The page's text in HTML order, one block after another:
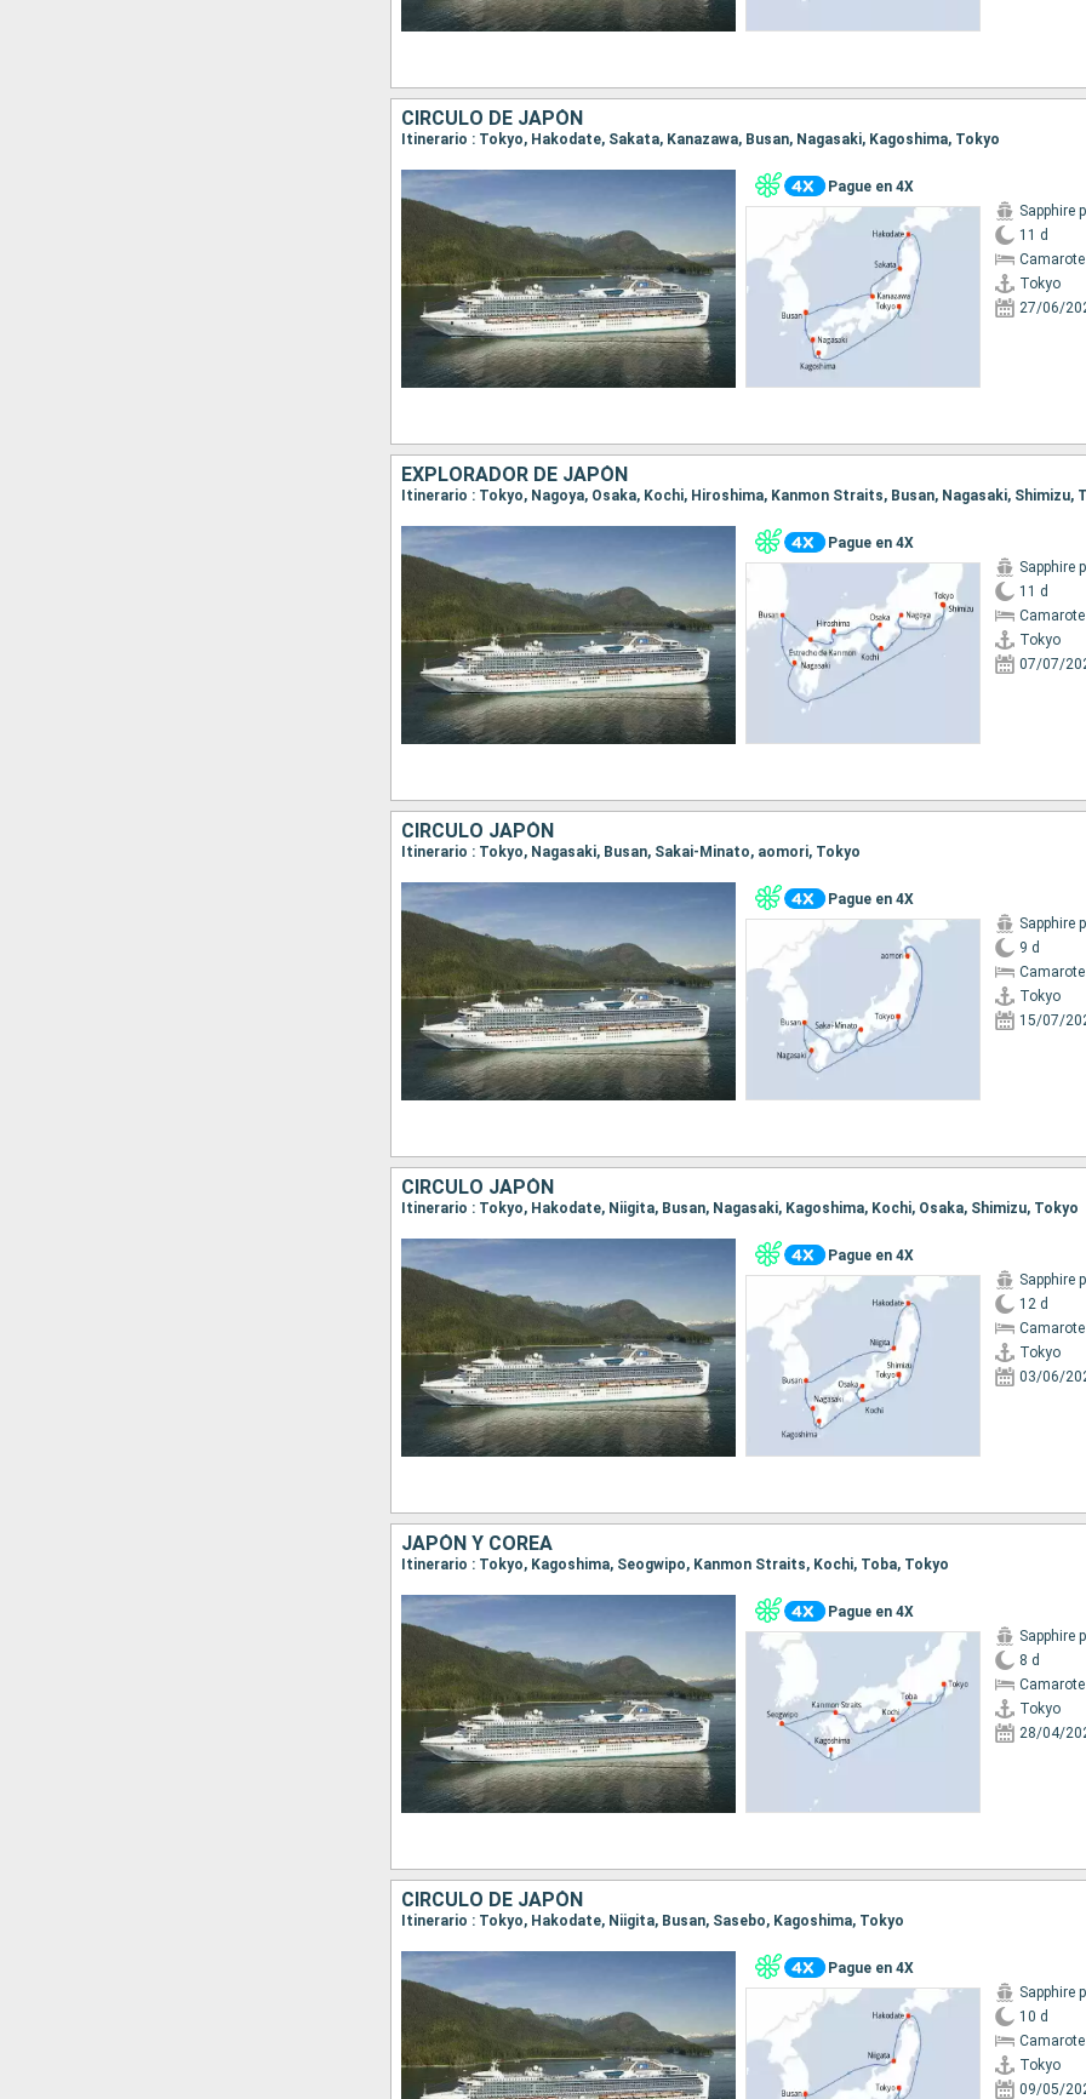
CÍRCULO DE JAPÓN
Itinerario : Tokyo, Hakodate, Sakata, Kanazawa, Busan, Nagasaki, Kagoshima, Tokyo
Pague en 4X
Sapphire
11 d
Tokyo
27/06/
EXPLORADOR DE JAPÓN
Itinerario : Tokyo, Nagoya, Osaka, Kochi, Hiroshima, Kanmon Straits, Busan, Nagasaki, Shimizu,
Pague en 4X
Sapphire
11 d
Tokyo
07/07/
CÍRCULO JAPÓN
Itinerario : Tokyo, Nagasaki, Busan, Sakai-Minato, aomori, Tokyo
Pague en 4X
Sapphire
9 d
Tokyo
15/07/
CÍRCULO JAPÓN
Itinerario : Tokyo, Hakodate, Niigita, Busan, Nagasaki, Kagoshima, Kochi, Osaka, Shimizu, Tokyo
Pague en 4X
Sapphire
12 d
Tokyo
03/06/
JAPÓN Y COREA
Itinerario : Tokyo, Kagoshima, Seogwipo, Kanmon Straits, Kochi, Toba, Tokyo
Pague en 4X
Sapphire
8 d
Tokyo
28/04/
CÍRCULO DE JAPÓN
Itinerario : Tokyo, Hakodate, Niigita, Busan, Sasebo, Kagoshima, Tokyo
Pague en 4X
Sapphire
10 d
Tokyo
09/05/